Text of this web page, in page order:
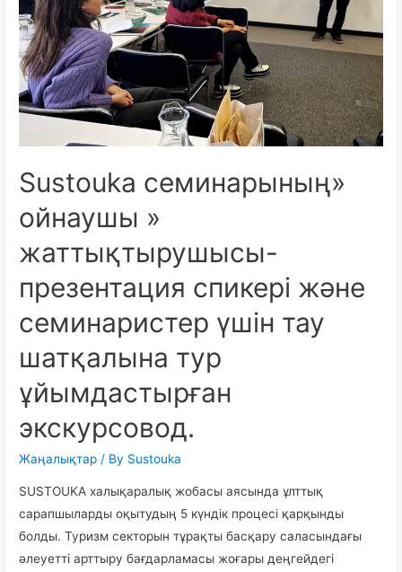
сызығындағы
меморандумдар.
Sustouka семинарының»
ойнаушы »
жаттықтырушысы-
презентация спикері және
семинаристер үшін тау
шатқалына тур
ұйымдастырған
экскурсовод.
Жаңалықтар / By Sustouka
SUSTOUKA халықаралық жобасы аясында ұлттық
сарапшыларды оқытудың 5 күндік процесі қарқынды
болды. Туризм секторын тұрақты басқару саласындағы
әлеуетті арттыру бағдарламасы жоғары деңгейдегі